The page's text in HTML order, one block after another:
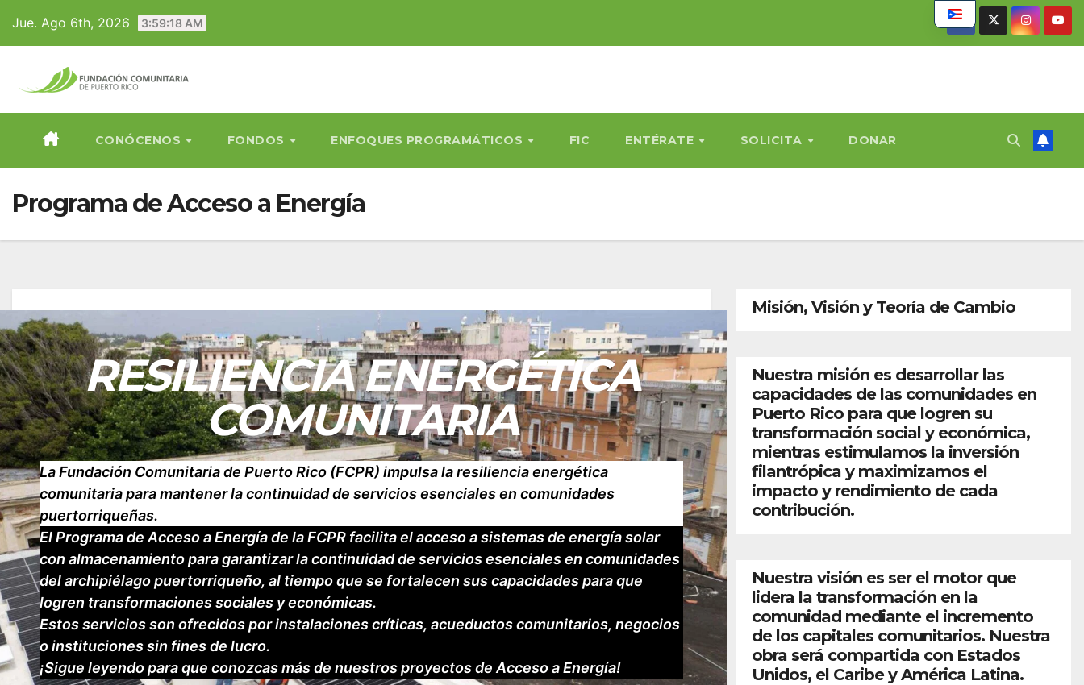
content
Jue. Ago 6th, 2026 3:59:19 AM
CONÓCENOS FONDOS ENFOQUES PROGRAMÁTICOS FIC ENTÉRATE SOLICITA DONAR
Programa de Acceso a Energía
RESILIENCIA ENERGÉTICA
COMUNITARIA
La Fundación Comunitaria de Puerto Rico (FCPR) impulsa la resiliencia energética
comunitaria para mantener la continuidad de servicios esenciales en comunidades
puertorriqueñas.
El Programa de Acceso a Energía de la FCPR facilita el acceso a sistemas de energía solar
con almacenamiento para garantizar la continuidad de servicios esenciales en comunidades
del archipiélago puertorriqueño, al tiempo que se fortalecen sus capacidades para que
logren transformaciones sociales y económicas.
Estos servicios son ofrecidos por instalaciones críticas, acueductos comunitarios, negocios
o instituciones sin fines de lucro.
¡Sigue leyendo para que conozcas más de nuestros proyectos de Acceso a Energía!
Misión, Visión y Teoría de Cambio
Nuestra misión es desarrollar las
capacidades de las comunidades en
Puerto Rico para que logren su
transformación social y económica,
mientras estimulamos la inversión
filantrópica y maximizamos el
impacto y rendimiento de cada
contribución.
Nuestra visión es ser el motor que
lidera la transformación en la
comunidad mediante el incremento
de los capitales comunitarios. Nuestra
obra será compartida con Estados
Unidos, el Caribe y América Latina.